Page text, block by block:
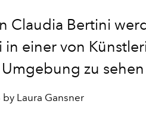
Claudia Bertini
einer von
zu sehen
Laura Gansner